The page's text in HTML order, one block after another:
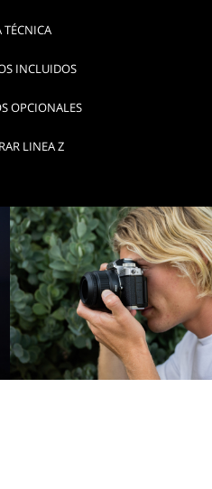
TÉCNICA
INCLUIDOS
OPCIONALES
LINEA Z